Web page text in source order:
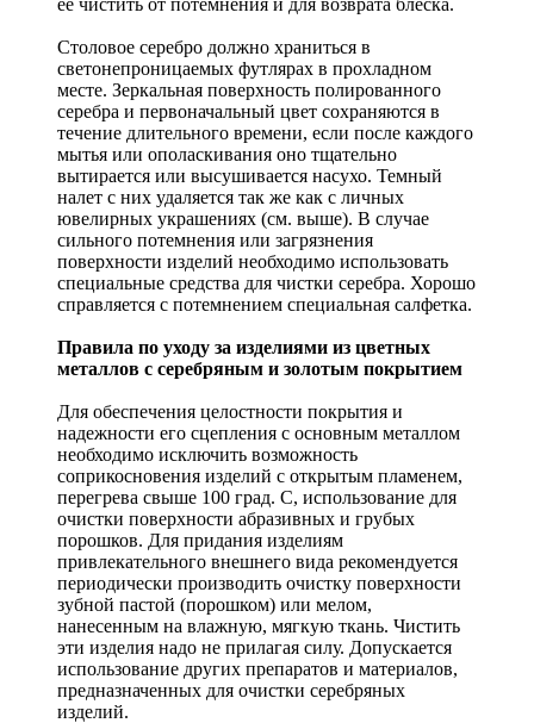
Столовое серебро должно храниться в
светонепроницаемых футлярах в прохладном
месте. Зеркальная поверхность полированного
серебра и первоначальный цвет сохраняются в
течение длительного времени, если после каждого
мытья или ополаскивания оно тщательно
вытирается или высушивается насухо. Темный
налет с них удаляется так же как с личных
ювелирных украшениях (см. выше). В случае
сильного потемнения или загрязнения
поверхности изделий необходимо использовать
специальные средства для чистки серебра. Хорошо
справляется с потемнением специальная салфетка.
Правила по уходу за изделиями из цветных
металлов с серебряным и золотым покрытием
Для обеспечения целостности покрытия и
надежности его сцепления с основным металлом
необходимо исключить возможность
соприкосновения изделий с открытым пламенем,
перегрева свыше 100 град. С, использование для
очистки поверхности абразивных и грубых
порошков. Для придания изделиям
привлекательного внешнего вида рекомендуется
периодически производить очистку поверхности
зубной пастой (порошком) или мелом,
нанесенным на влажную, мягкую ткань. Чистить
эти изделия надо не прилагая силу. Допускается
использование других препаратов и материалов,
предназначенных для очистки серебряных
изделий.